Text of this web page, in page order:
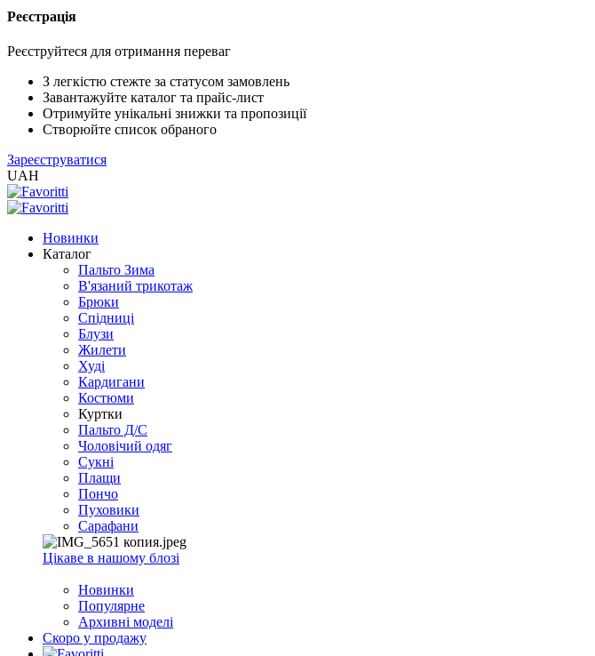
Реєстрація
Реєструйтеся для отримання переваг
З легкістю стежте за статусом замовлень
Завантажуйте каталог та прайс-лист
Отримуйте унікальні знижки та пропозиції
Створюйте список обраного
Зареєструватися
UAH
Новинки
Каталог
Пальто Зима
В'язаний трикотаж
Брюки
Спідниці
Блузи
Жилети
Худі
Кардигани
Костюми
Куртки
Пальто Д/С
Чоловічий одяг
Сукні
Плащи
Пончо
Пуховики
Сарафани
Цікаве в нашому блозі
Новинки
Популярне
Архивні моделі
Скоро у продажу
/
2005
(Розн.)
/
EXCEL
2005
(Опт)
XLSX